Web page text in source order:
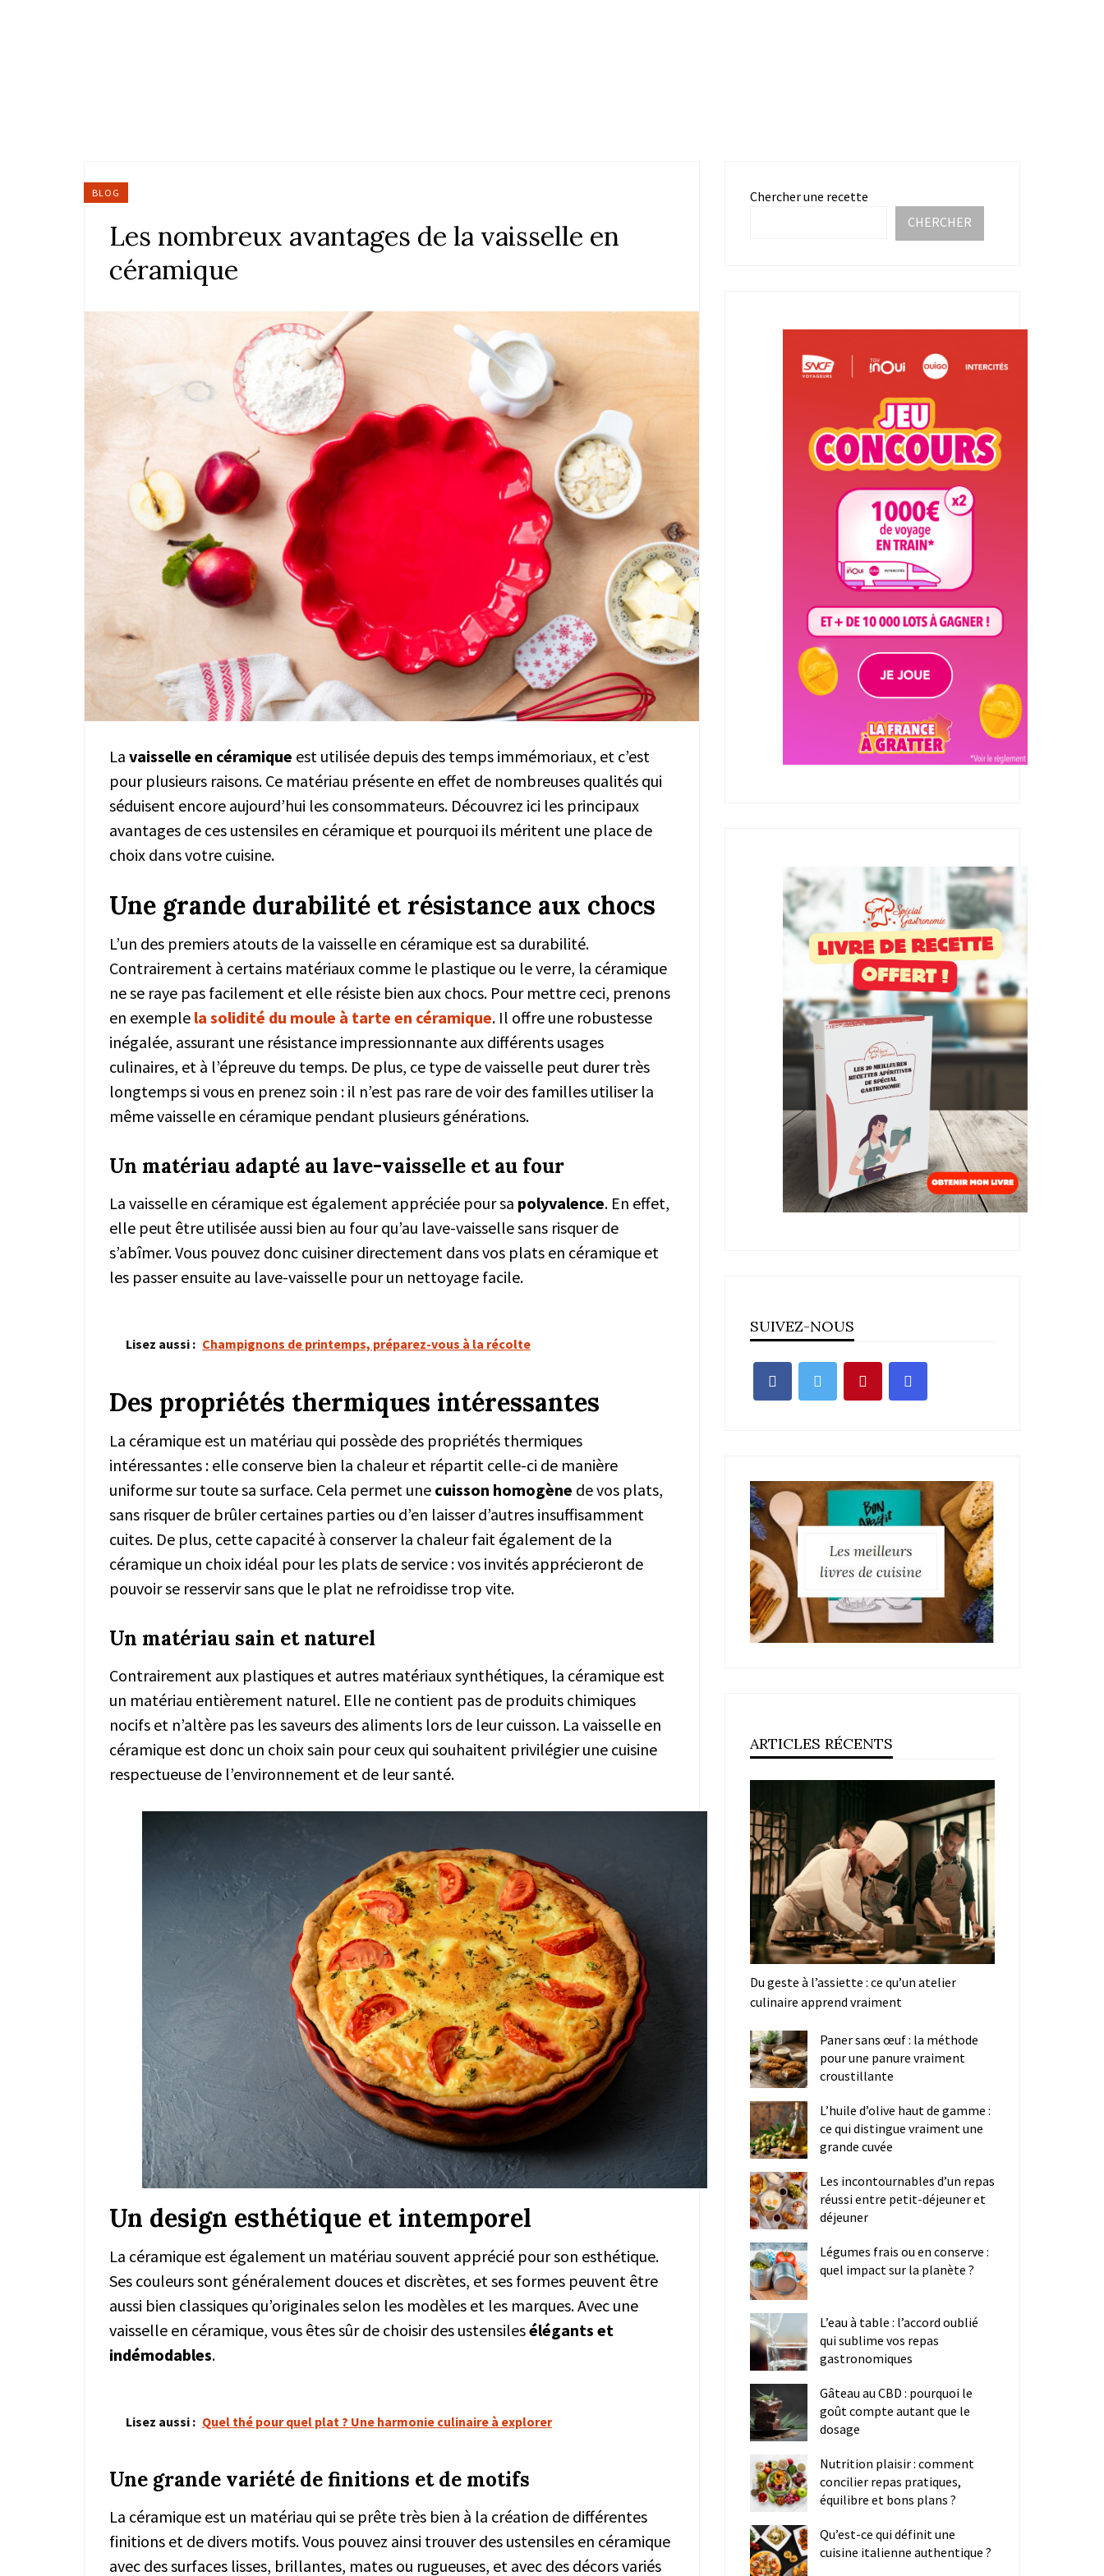
BLOG
Les nombreux avantages de la vaisselle en
céramique
La vaisselle en céramique est utilisée depuis des temps immémoriaux, et c’est
pour plusieurs raisons. Ce matériau présente en effet de nombreuses qualités qui
séduisent encore aujourd’hui les consommateurs. Découvrez ici les principaux
avantages de ces ustensiles en céramique et pourquoi ils méritent une place de
choix dans votre cuisine.
Une grande durabilité et résistance aux chocs
L’un des premiers atouts de la vaisselle en céramique est sa durabilité.
Contrairement à certains matériaux comme le plastique ou le verre, la céramique
ne se raye pas facilement et elle résiste bien aux chocs. Pour mettre ceci, prenons
en exemple la solidité du moule à tarte en céramique. Il offre une robustesse
inégalée, assurant une résistance impressionnante aux différents usages
culinaires, et à l’épreuve du temps. De plus, ce type de vaisselle peut durer très
longtemps si vous en prenez soin : il n’est pas rare de voir des familles utiliser la
même vaisselle en céramique pendant plusieurs générations.
Un matériau adapté au lave-vaisselle et au four
La vaisselle en céramique est également appréciée pour sa polyvalence. En effet,
elle peut être utilisée aussi bien au four qu’au lave-vaisselle sans risquer de
s’abîmer. Vous pouvez donc cuisiner directement dans vos plats en céramique et
les passer ensuite au lave-vaisselle pour un nettoyage facile.
Lisez aussi : Champignons de printemps, préparez-vous à la récolte
Des propriétés thermiques intéressantes
La céramique est un matériau qui possède des propriétés thermiques
intéressantes : elle conserve bien la chaleur et répartit celle-ci de manière
uniforme sur toute sa surface. Cela permet une cuisson homogène de vos plats,
sans risquer de brûler certaines parties ou d’en laisser d’autres insuffisamment
cuites. De plus, cette capacité à conserver la chaleur fait également de la
céramique un choix idéal pour les plats de service : vos invités apprécieront de
pouvoir se resservir sans que le plat ne refroidisse trop vite.
Un matériau sain et naturel
Contrairement aux plastiques et autres matériaux synthétiques, la céramique est
un matériau entièrement naturel. Elle ne contient pas de produits chimiques
nocifs et n’altère pas les saveurs des aliments lors de leur cuisson. La vaisselle en
céramique est donc un choix sain pour ceux qui souhaitent privilégier une cuisine
respectueuse de l’environnement et de leur santé.
Un design esthétique et intemporel
La céramique est également un matériau souvent apprécié pour son esthétique.
Ses couleurs sont généralement douces et discrètes, et ses formes peuvent être
aussi bien classiques qu’originales selon les modèles et les marques. Avec une
vaisselle en céramique, vous êtes sûr de choisir des ustensilesélégants et
indémodables.
Lisez aussi : Quel thé pour quel plat ? Une harmonie culinaire à explorer
Une grande variété de finitions et de motifs
La céramique est un matériau qui se prête très bien à la création de différentes
finitions et de divers motifs. Vous pouvez ainsi trouver des ustensiles en céramique
avec des surfaces lisses, brillantes, mates ou rugueuses, et avec des décors variés
Chercher une recette
CHERCHER
SUIVEZ-NOUS
ARTICLES RÉCENTS
Du geste à l’assiette : ce qu’un atelier
culinaire apprend vraiment
Paner sans œuf : la méthode
pour une panure vraiment
croustillante
L’huile d’olive haut de gamme :
ce qui distingue vraiment une
grande cuvée
Les incontournables d’un repas
réussi entre petit-déjeuner et
déjeuner
Légumes frais ou en conserve :
quel impact sur la planète ?
L’eau à table : l’accord oublié
qui sublime vos repas
gastronomiques
Gâteau au CBD : pourquoi le
goût compte autant que le
dosage
Nutrition plaisir : comment
concilier repas pratiques,
équilibre et bons plans ?
Qu’est-ce qui définit une
cuisine italienne authentique ?